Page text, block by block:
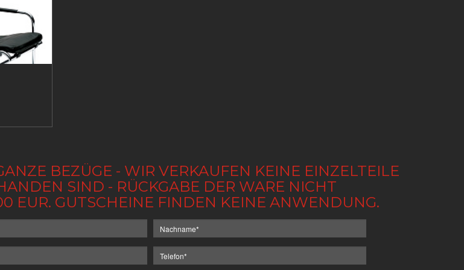
BEZÜGE - WIR VERKAUFEN KEINE EINZELTEILE
SIND - RÜCKGABE DER WARE NICHT
EUR. GUTSCHEINE FINDEN KEINE ANWENDUNG.